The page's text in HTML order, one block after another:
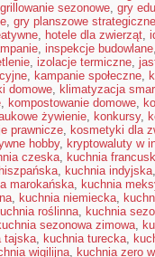
grillowanie sezonowe, gry
, gry planszowe strategiczne
, hotele dla zwierząt,
, inspekcje budowlane
, izolacje termiczne,
, kampanie społeczne,
domowe, klimatyzacja
, kompostowanie domowe,
żywienie, konkursy,
prawnicze, kosmetyki dla
hobby, kryptowaluty w
czeska, kuchnia
, kuchnia indyjska
marokańska, kuchnia
, kuchnia niemiecka,
roślinna, kuchnia
sezonowa zimowa,
tajska, kuchnia turecka,
wigilijna, kuchnia zero